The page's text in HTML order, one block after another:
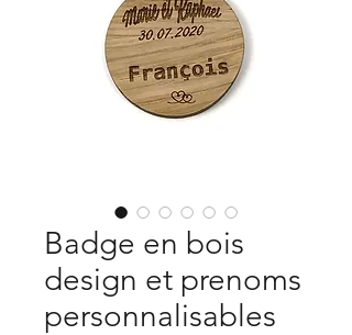
Badge en bois
design et prenoms
personnalisables